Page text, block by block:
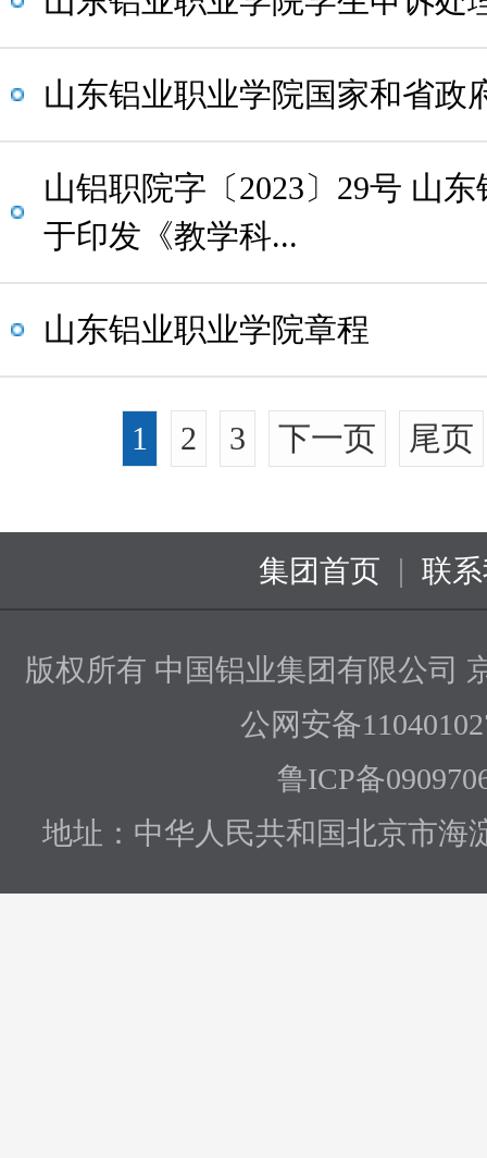
山东铝业职业学院国家和省政
山铝职院字〔2023〕29号 山
于印发《教学科...
山东铝业职业学院章程
1 2 3 下一页 尾页
集团首页 | 联
版权所有 中国铝业集团有限公司
公网安备
鲁ICP备
地址：中华人民共和国北京市海